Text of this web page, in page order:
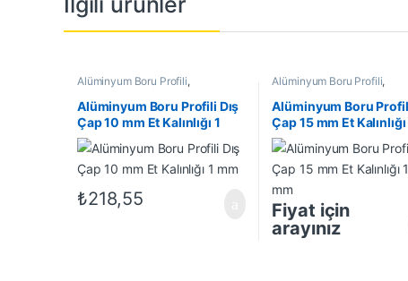
Alüminyum Boru Profili,
Alüminyum Profil
İndirimli Ürünler
Alüminyum Boru Profili Dış
Çap 10 mm Et Kalınlığı 1
mm
₺218,55
Alüminyum Boru Profili,
Alüminyum Profil
İndirimli Ürünler
Alüminyum Boru
Çap 15 mm Et Kalınlığı
mm
Fiyat için
arayınız